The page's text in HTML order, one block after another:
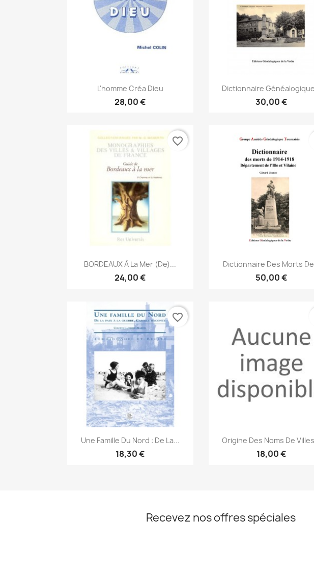
Aperçu rapide
L'homme Créa Dieu
28,00 €
Aperçu rapide
Dictionnaire
30,00 €
Aperçu rapide
BORDEAUX À La Mer (de)...
24,00 €
favorite_border
Aperçu rapide
Dictionnaire Des Morts
50,00 €
Aperçu rapide
Une Famille Du Nord : De La...
18,30 €
favorite_border
 Aperçu rapide
Origine Des Noms De
18,00 €
Recevez nos offres spéciales